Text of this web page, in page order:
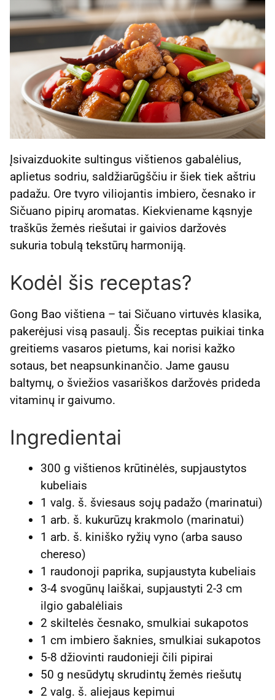
Įsivaizduokite sultingus vištienos gabalėlius,
aplietus sodriu, saldžiarūgščiu ir šiek tiek aštriu
padažu. Ore tvyro viliojantis imbiero, česnako ir
Sičuano pipirų aromatas. Kiekviename kąsnyje
traškūs žemės riešutai ir gaivios daržovės
sukuria tobulą tekstūrų harmoniją.
Kodėl šis receptas?
Gong Bao vištiena – tai Sičuano virtuvės klasika,
pakerėjusi visą pasaulį. Šis receptas puikiai tinka
greitiems vasaros pietums, kai norisi kažko
sotaus, bet neapsunkinančio. Jame gausu
baltymų, o šviežios vasariškos daržovės prideda
vitaminų ir gaivumo.
Ingredientai
300 g vištienos krūtinėlės, supjaustytos
kubeliais
1 valg. š. šviesaus sojų padažo (marinatui)
1 arb. š. kukurūzų krakmolo (marinatui)
1 arb. š. kiniško ryžių vyno (arba sauso
chereso)
1 raudonoji paprika, supjaustyta kubeliais
3-4 svogūnų laiškai, supjaustyti 2-3 cm
ilgio gabalėliais
2 skiltelės česnako, smulkiai sukapotos
1 cm imbiero šaknies, smulkiai sukapotos
5-8 džiovinti raudonieji čili pipirai
50 g nesūdytų skrudintų žemės riešutų
2 valg. š. aliejaus kepimui